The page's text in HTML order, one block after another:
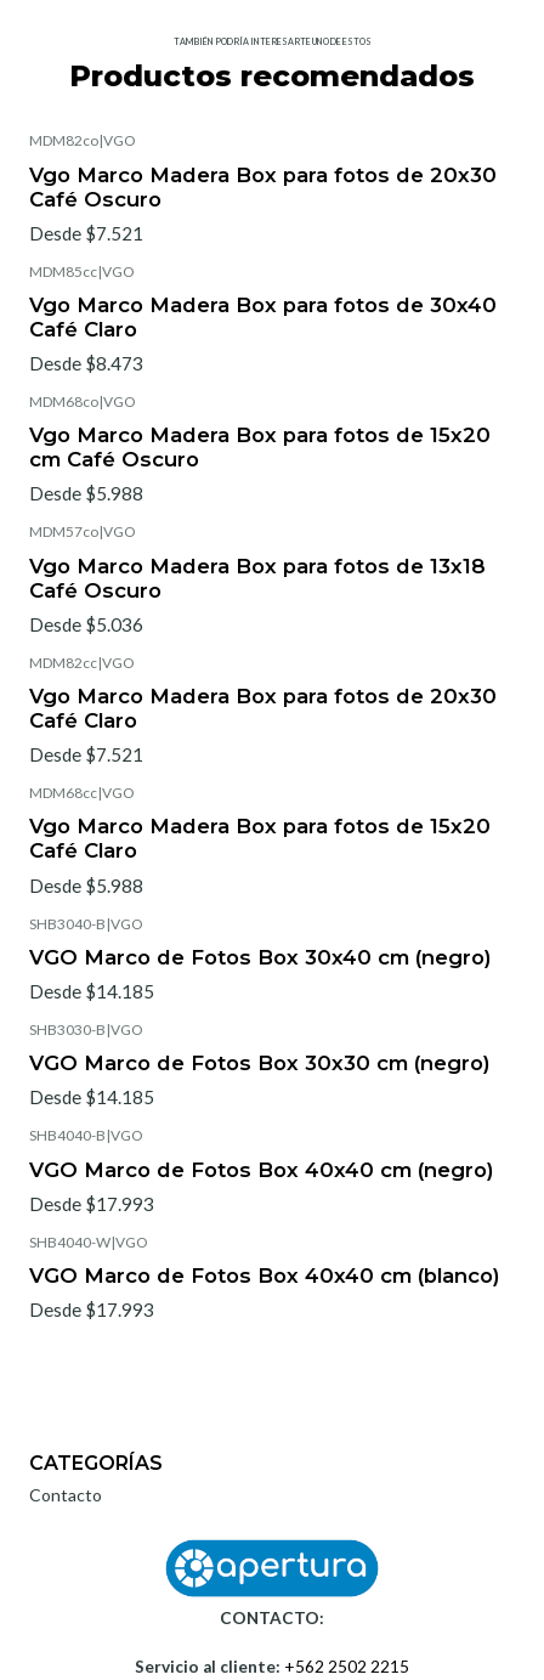
TAMBIÉN PODRÍA INTERESARTE UNO DE ESTOS
Productos recomendados
MDM82co|VGO
Vgo Marco Madera Box para fotos de 20x30
Café Oscuro
Desde $7.521
MDM85cc|VGO
Vgo Marco Madera Box para fotos de 30x40
Café Claro
Desde $8.473
MDM68co|VGO
Vgo Marco Madera Box para fotos de 15x20
cm Café Oscuro
Desde $5.988
MDM57co|VGO
Vgo Marco Madera Box para fotos de 13x18
Café Oscuro
Desde $5.036
MDM82cc|VGO
Vgo Marco Madera Box para fotos de 20x30
Café Claro
Desde $7.521
MDM68cc|VGO
Vgo Marco Madera Box para fotos de 15x20
Café Claro
Desde $5.988
SHB3040-B |VGO
VGO Marco de Fotos Box 30x40 cm (negro)
Desde $14.185
SHB3030-B |VGO
VGO Marco de Fotos Box 30x30 cm (negro)
Desde $14.185
SHB4040-B |VGO
VGO Marco de Fotos Box 40x40 cm (negro)
Desde $17.993
SHB4040-W|VGO
VGO Marco de Fotos Box 40x40 cm (blanco)
Desde $17.993
CATEGORÍAS
Contacto
CONTACTO:
Servicio al cliente: +562 2502 2215